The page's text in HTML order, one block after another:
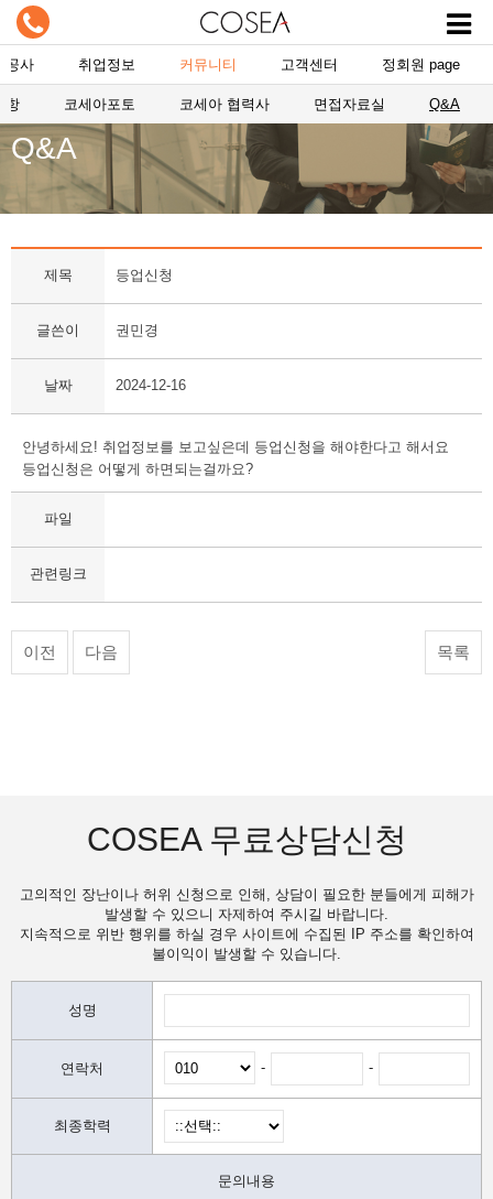
공사 취업정보 커뮤니티 고객센터 정회원 page
항 코세아포토 코세아 협력사 면접자료실 Q&A
Q&A
제목 등업신청
글쓴이 권민경
날짜 2024-12-16
안녕하세요! 취업정보를 보고싶은데 등업신청을 해야한다고 해서요
등업신청은 어떻게 하면되는걸까요?
파일
관련링크
이전 다음 목록
COSEA 무료상담신청
고의적인 장난이나 허위 신청으로 인해, 상담이 필요한 분들에게 피해가
발생할 수 있으니 자제하여 주시길 바랍니다.
지속적으로 위반 행위를 하실 경우 사이트에 수집된 IP 주소를 확인하여
불이익이 발생할 수 있습니다.
성명
연락처 - -
최종학력
문의내용